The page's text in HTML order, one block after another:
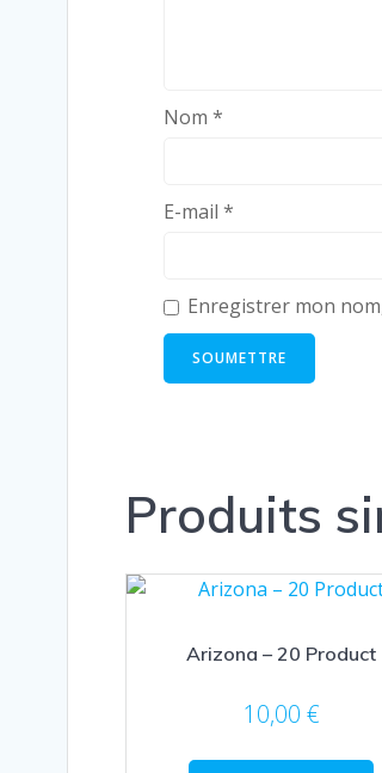
Nom *
E-mail *
Enregistrer mon
Produits
Arizona – 20 Product
10,00 €